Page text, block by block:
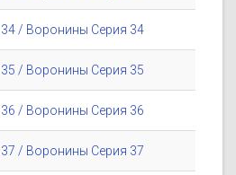
/ Воронины Серия 34
/ Воронины Серия 35
/ Воронины Серия 36
/ Воронины Серия 37